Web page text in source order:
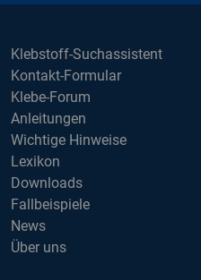
Klebstoff-Suchassistent
Kontakt-Formular
Klebe-Forum
Anleitungen
Wichtige Hinweise
Lexikon
Downloads
Fallbeispiele
News
Über uns